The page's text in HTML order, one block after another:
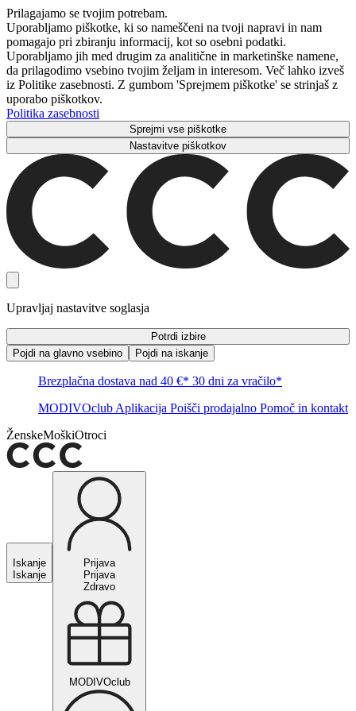
Prilagajamo se tvojim potrebam.
Uporabljamo piškotke, ki so nameščeni na tvoji napravi in ​​nam
pomagajo pri zbiranju informacij, kot so osebni podatki.
Uporabljamo jih med drugim za analitične in marketinške namene,
da prilagodimo vsebino tvojim željam in interesom. Več lahko izveš
iz Politike zasebnosti. Z gumbom 'Sprejmem piškotke' se strinjaš z
uporabo piškotkov.
Politika zasebnosti
Sprejmi vse piškotke
Nastavitve piškotkov
Upravljaj nastavitve soglasja
Potrdi izbire
Pojdi na glavno vsebino
Pojdi na iskanje
Brezplačna dostava nad 40 €* 30 dni za vračilo*
MODIVOclub Aplikacija Poišči prodajalno Pomoč in kontakt
ŽenskeMoškiOtroci
Iskanje
Iskanje
Prijava
Prijava
Zdravo
MODIVOclub